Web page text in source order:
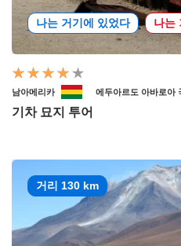
나는 거기에 있었다 나는
남아메리카 에두아르도 아바로아
기차 묘지 투어
거리 130 km